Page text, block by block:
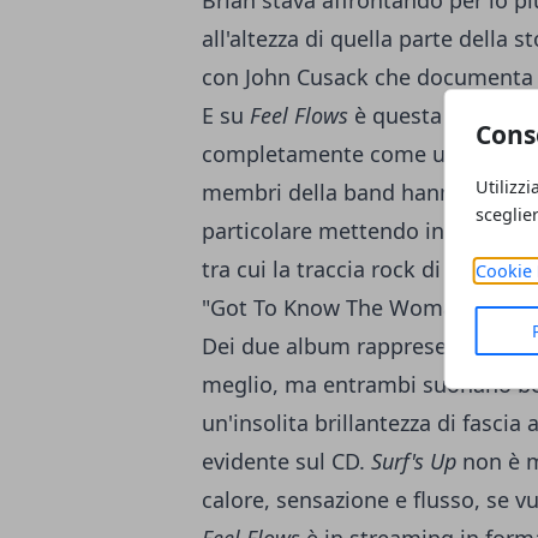
Cookie
all'altezza di quella parte della
con John Cusack che
E su Feel Flows è questa essenza
completamente come una band
membri della band hanno
particolare mettendo in mostra
tra cui la traccia rock di
"Got To Know The Woman",
Dei due album rappresentati in
meglio, ma entrambi suonano
un'insolita brillantezza di fascia
evidente sul CD. Surf's Up non è
calore, sensazione e flusso, se